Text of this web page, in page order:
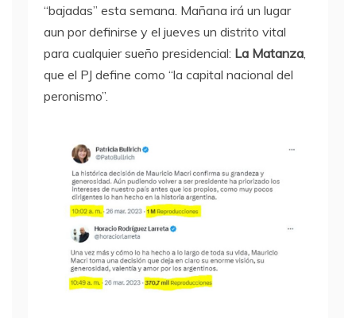
“bajadas” esta semana. Mañana irá un lugar
aun por definirse y el jueves un distrito vital
para cualquier sueño presidencial: La Matanza
que el PJ define como “la capital nacional del
peronismo”.